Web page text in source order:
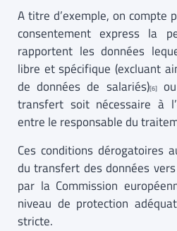
A titre d’exemple, on compte
consentement express la
rapportent les données
libre et spécifique (excluant
de données de salariés)[6]ou
transfert soit nécessaire à
entre le responsable du
Ces conditions dérogatoires
du transfert des données
par la Commission
niveau de protection
stricte.